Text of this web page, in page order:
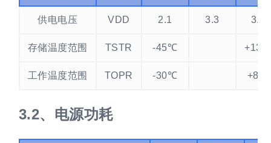
供电电压 VDD 2.1 3.3 3.63
存储温度范围 TSTR -45℃
工作温度范围 TOPR -30℃
电源功耗